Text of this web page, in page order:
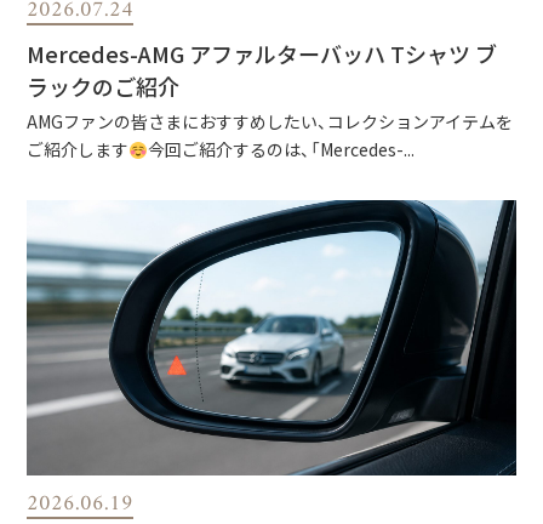
2026.07.24
Mercedes-AMG アファルターバッハ Tシャツ ブ
ラックのご紹介
AMGファンの皆さまにおすすめしたい、コレクションアイテムを
ご紹介します
今回ご紹介するのは、「Mercedes-...
2026.06.19